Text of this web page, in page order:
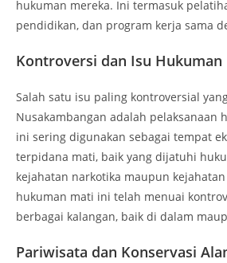
hukuman mereka. Ini termasuk
pendidikan, dan program kerja sama
Kontroversi dan Isu Hukuman
Salah satu isu paling kontroversial
Nusakambangan adalah pelaksanaan
ini sering digunakan sebagai tempat
terpidana mati, baik yang dijatuhi
kejahatan narkotika maupun
hukuman mati ini telah menuai
berbagai kalangan, baik di dalam
Pariwisata dan Konservasi